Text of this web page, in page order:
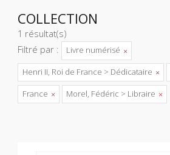
COLLECTION
1 résultat(s)
Filtré par :
Livre numérisé
Henri II, Roi de France > Dédicataire
France
Morel, Fédéric > Libraire